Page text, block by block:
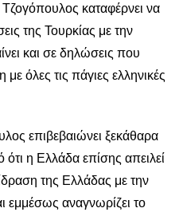
καταφέρνει να
της Τουρκίας με την
και σε δηλώσεις που
όλες τις πάγιες ελληνικές
επιβεβαιώνει ξεκάθαρα
η Ελλάδα επίσης απειλεί
της Ελλάδας με την
εμμέσως αναγνωρίζει το